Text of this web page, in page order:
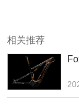
相关推荐